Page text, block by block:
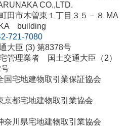
CO.,LTD.
田市木曽東１丁目３５－８ MA
building
721-7080
大臣 (3) 第8378号
管理業者 国土交通大臣（2）
国宅地建物取引業保証協会
京都宅地建物取引業協会
奈川県宅地建物取引業協会